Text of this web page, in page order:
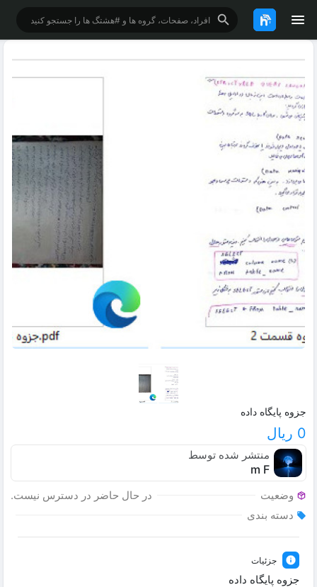
جزوه پایگاه داده
0 ریال
منتشر شده توسط
m F
وضعیت
در حال حاضر در دسترس نیست.
دسته بندی
جزئیات
جزوه پایگاه داده